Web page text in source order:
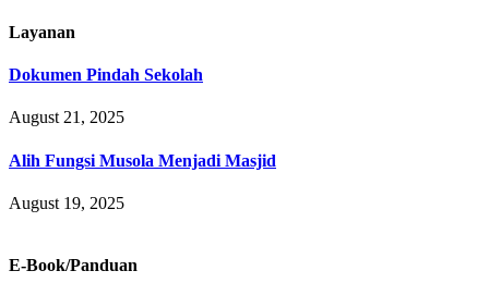
Layanan
Dokumen Pindah Sekolah
August 21, 2025
Alih Fungsi Musola Menjadi Masjid
August 19, 2025
E-Book/Panduan